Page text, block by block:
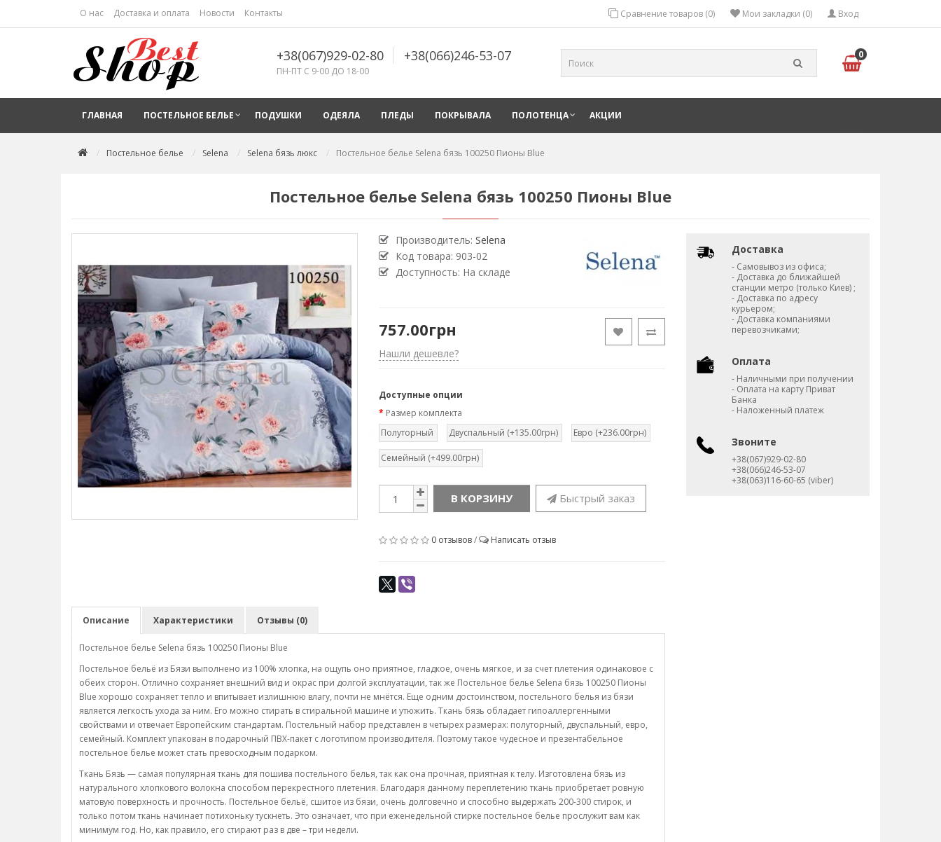
О нас Доставка и оплата Новости Контакты Вход
Мои закладки (0)
Сравнение товаров (0)
+38(067)929-02-80 +38(066)246-53-07
ПН-ПТ С 9-00 ДО 18-00
0
ГЛАВНАЯ ПОСТЕЛЬНОЕ БЕЛЬЕ ПОДУШКИ ОДЕЯЛА ПЛЕДЫ ПОКРЫВАЛА ПОЛОТЕНЦА АКЦИИ
Постельное белье Selena Selena бязь люкс Постельное белье Selena бязь 100250 Пионы Blue
Постельное белье Selena бязь 100250 Пионы Blue
Производитель: Selena
Код товара: 903-02
Доступность: На складе
757.00грн
Нашли дешевле?
Доступные опции
Размер комплекта
Полуторный
Двуспальный (+135.00грн) Евро (+236.00грн)
Семейный (+499.00грн)
В КОРЗИНУ Быстрый заказ
0 отзывов/ Написать отзыв
Описание Характеристики Отзывы (0)
Постельное белье Selena бязь 100250 Пионы Blue
Постельное бельё из Бязи выполнено из 100% хлопка, на ощупь оно приятное, гладкое, очень мягкое, и за счет плетения одинаковое с
обеих сторон. Отлично сохраняет внешний вид и окрас при долгой эксплуатации, так же Постельное белье Selena бязь 100250 Пионы
Blue хорошо сохраняет тепло и впитывает излишнюю влагу, почти не мнётся. Еще одним достоинством, постельного белья из бязи
является легкость ухода за ним. Его можно стирать в стиральной машине и утюжить. Ткань бязь обладает гипоаллергенными
свойствами и отвечает Европейским стандартам. Постельный набор представлен в четырех размерах: полуторный, двуспальный, евро,
семейный. Комплект упакован в подарочный ПВХ-пакет с логотипом производителя. Поэтому такое чудесное и презентабельное
постельное белье может стать превосходным подарком.
Ткань Бязь — самая популярная ткань для пошива постельного белья, так как она прочная, приятная к телу. Изготовлена бязь из
натурального хлопкового волокна способом перекрестного плетения. Благодаря данному переплетению ткань приобретает ровную
матовую поверхность и прочность. Постельное бельё, сшитое из бязи, очень долговечно и способно выдержать 200-300 стирок, и
только потом ткань начинает потихоньку тускнеть. Это означает, что при еженедельной стирке постельное белье прослужит вам как
минимум год. Но, как правило, его стирают раз в две – три недели.
Доставка
- Самовывоз из офиса;
- Доставка до ближайшей
станции метро (только Киев) ;
- Доставка по адресу
курьером;
- Доставка компаниями
перевозчиками;
Оплата
- Наличными при получении
- Оплата на карту Приват
Банка
- Наложенный платеж
Звоните
+38(067)929-02-80
+38(066)246-53-07
+38(063)116-60-65 (viber)